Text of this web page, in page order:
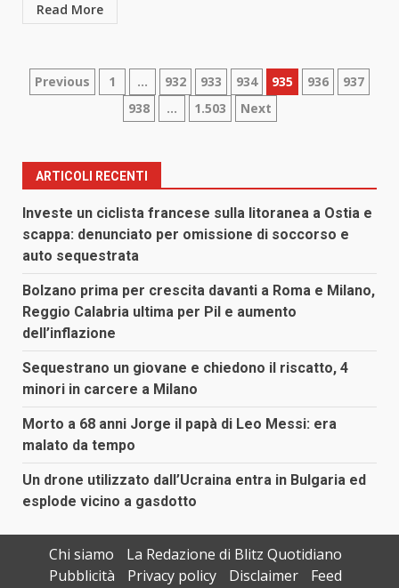
Read More
Paginazione
articoli
Previous 1 … 932 933 934 935 936
937
938
… 1.503 Next
ARTICOLI RECENTI
Investe un ciclista francese sulla litoranea a Ostia e
scappa: denunciato per omissione di soccorso e
auto sequestrata
Bolzano prima per crescita davanti a Roma e Milano,
Reggio Calabria ultima per Pil e aumento
dell’inflazione
Sequestrano un giovane e chiedono il riscatto, 4
minori in carcere a Milano
Morto a 68 anni Jorge il papà di Leo Messi: era
malato da tempo
Un drone utilizzato dall’Ucraina entra in Bulgaria ed
esplode vicino a gasdotto
Chi siamo
La Redazione di Blitz Quotidiano
Pubblicità
Privacy policy Disclaimer Feed